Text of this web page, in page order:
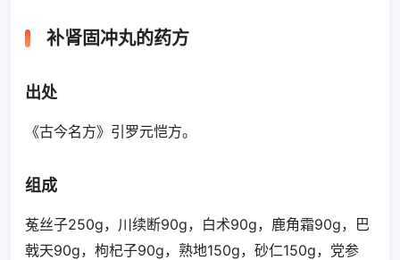
补肾固冲丸的药方
出处
《古今名方》引罗元恺方。
组成
菟丝子250g，川续断90g，白术90g，鹿角霜90g，巴
戟天90g，枸杞子90g，熟地150g，砂仁150g，党参